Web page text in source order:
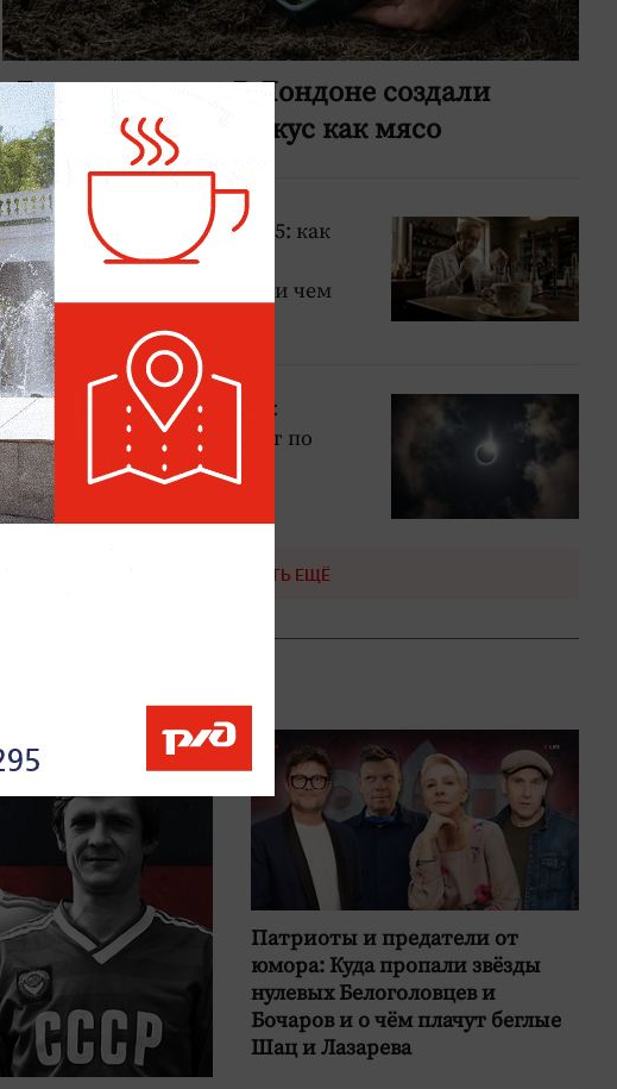
«Генная пушка»: В Лондоне создали
салат, который на вкус как мясо
Александру Флемингу — 145: как
немытая чашка привела к
появлению антибиотиков и чем
опасна супербактерия
Солнце пропадёт на глазах:
Затмение 12 августа ударит по
электричеству в Европе
ЧИТАТЬ ЕЩЁ
Первому сайту — 35: как выглядел
когда в нём почти ничего не было
Патриоты и предатели от
юмора: Куда пропали звёзды
нулевых Белоголовцев и
Бочаров и о чём плачут беглые
Шац и Лазарева